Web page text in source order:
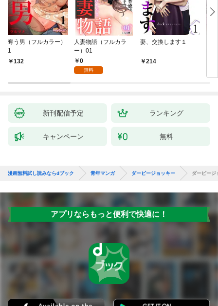
奪う男（フルカラー）
1
132
人妻物語（フルカラ
ー）01
0
無料
妻、交換します１
214
な
新刊配信予定 ランキング
キャンペーン 無料
漫画無料試し読みならdブック 青年マンガ ダービージョッキー ダービージ
アプリならもっと便利で快適に！